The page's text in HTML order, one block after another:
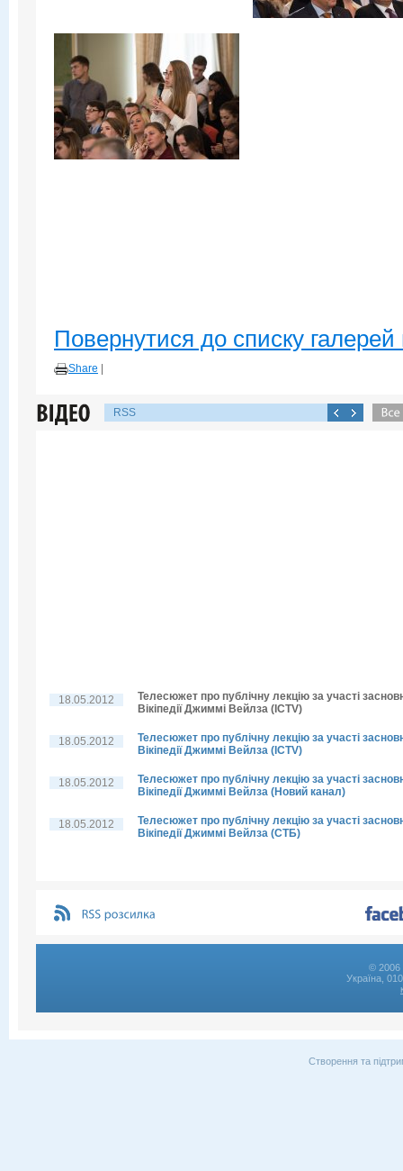
Повернутися до списку галерей
Share
RSS
18.05.2012
Телесюжет про публічну лекцію за участі
Вікіпедії Джиммі Вейлза (ICTV)
18.05.2012
Телесюжет про публічну лекцію за участі
Вікіпедії Джиммі Вейлза (ICTV)
18.05.2012
Телесюжет про публічну лекцію за участі
Вікіпедії Джиммі Вейлза (Новий канал)
18.05.2012
Телесюжет про публічну лекцію за участі
Вікіпедії Джиммі Вейлза (СТБ)
© 2006
Україна,
Створення та